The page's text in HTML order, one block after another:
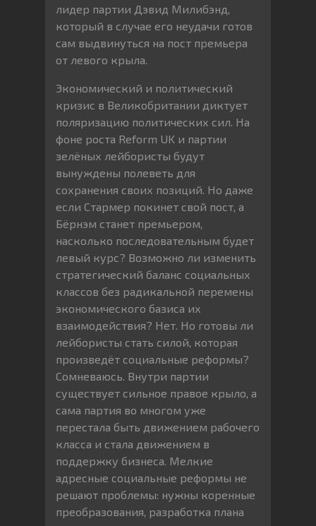
лидер партии Дэвид Милибэнд,
который в случае его неудачи готов
сам выдвинуться на пост премьера
от левого крыла.
Экономический и политический
кризис в Великобритании диктует
поляризацию политических сил. На
фоне роста Reform UK и партии
зелёных лейбористы будут
вынуждены полеветь для
сохранения своих позиций. Но даже
если Стармер покинет свой пост, а
Бёрнэм станет премьером,
насколько последовательным будет
левый курс? Возможно ли изменить
стратегический баланс социальных
классов без радикальной перемены
экономического базиса их
взаимодействия? Нет. Но готовы ли
лейбористы стать силой, которая
произведёт социальные реформы?
Сомневаюсь. Внутри партии
существует сильное правое крыло, а
сама партия во многом уже
перестала быть движением рабочего
класса и стала движением в
поддержку бизнеса. Мелкие
адресные социальные реформы не
решают проблемы: нужны коренные
преобразования, разработка плана